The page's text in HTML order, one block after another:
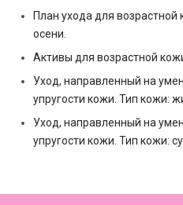
План ухода для
осени.
Активы для возрастной
Уход, направленный на
упругости кожи. Тип кожи:
Уход, направленный на
упругости кожи. Тип кожи: